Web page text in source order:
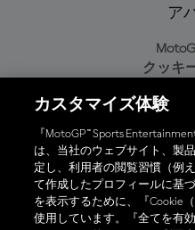
ア
クッキ
プライバ
購入
オフィ
カスタマイズ体験
『MotoGP™ Sports
は、当社のウェブサイト、製
定し、利用者の閲覧習慣（例
て作成したプロフィールに基
を表示するために、『Cookie
使用しています。『全てを有